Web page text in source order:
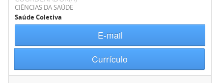
CIÊNCIAS DA SAÚDE
Saúde Coletiva
E-mail
Currículo